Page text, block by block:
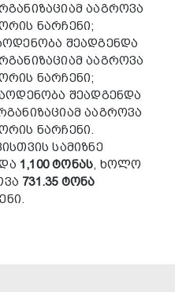
ააგროვა
ნარჩენი;
შეადგენდა
ააგროვა
ნარჩენი;
შეადგენდა
ააგროვა
ნარჩენი.
სამიზნე
1,100 ტონას, ხოლო
731.35 ტონა